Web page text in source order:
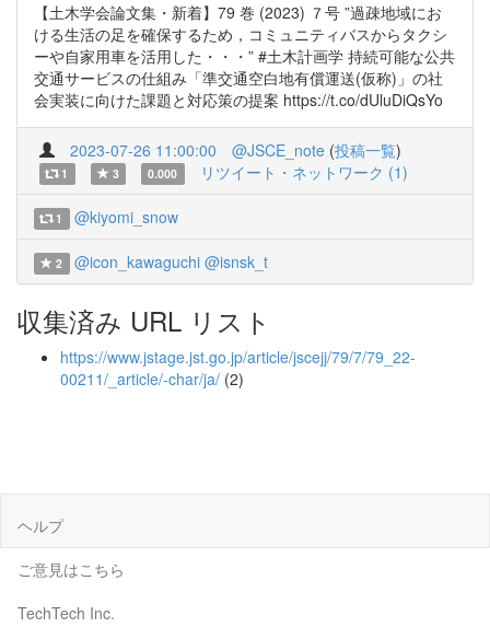
【土木学会論文集・新着】79 巻 (2023) ７号 ”過疎地域にお
ける生活の足を確保するため，コミュニティバスからタクシ
ーや自家用車を活用した・・・” #土木計画学 持続可能な公共
交通サービスの仕組み「準交通空白地有償運送(仮称)」の社
会実装に向けた課題と対応策の提案 https://t.co/dUluDiQsYo
2023-07-26 11:00:00 @JSCE_note (投稿一覧)
1 3 0.000 リツイート・ネットワーク (1)
1 @kiyomi_snow
2 @icon_kawaguchi @isnsk_t
収集済み URL リスト
https://www.jstage.jst.go.jp/article/jscejj/79/7/79_22-
00211/_article/-char/ja/ (2)
ヘルプ
ご意見はこちら
TechTech Inc.